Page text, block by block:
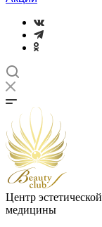
Центр эстетической
медицины